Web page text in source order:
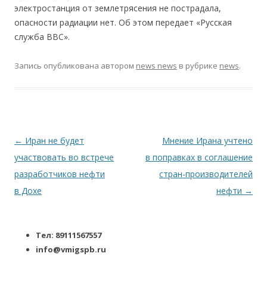
электростанция от землетрясения не пострадала,
опасности радиации нет. Об этом передает «Русская
служба ВВС».
Запись опубликована автором news news в рубрике news.
Навигация по записям
← Иран не будет
участвовать во встрече
разработчиков нефти
в Дохе
Мнение Ирана учтено
в поправках в соглашение
стран-производителей
нефти →
Тел: 89111567557
info@vmigspb.ru